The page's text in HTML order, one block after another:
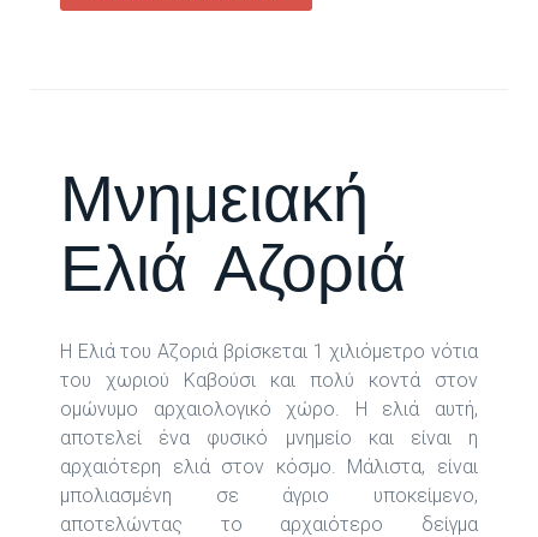
Μνημειακή
Ελιά Αζοριά
Η Ελιά του Αζοριά βρίσκεται 1 χιλιόμετρο νότια
του χωριού Καβούσι και πολύ κοντά στον
ομώνυμο αρχαιολογικό χώρο. Η ελιά αυτή,
αποτελεί ένα φυσικό μνημείο και είναι η
αρχαιότερη ελιά στον κόσμο. Μάλιστα, είναι
μπολιασμένη σε άγριο υποκείμενο,
αποτελώντας το αρχαιότερο δείγμα